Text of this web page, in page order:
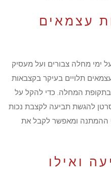
עצמאים
ימי מחלה צבורים ועל מעסיק
תלויים בעיקר בקצבאות
המחלה. כדי להקל על
סרטן להגשת תביעה לקצבת נכות
ההמתנה ומאפשר לקבל את
ואילו